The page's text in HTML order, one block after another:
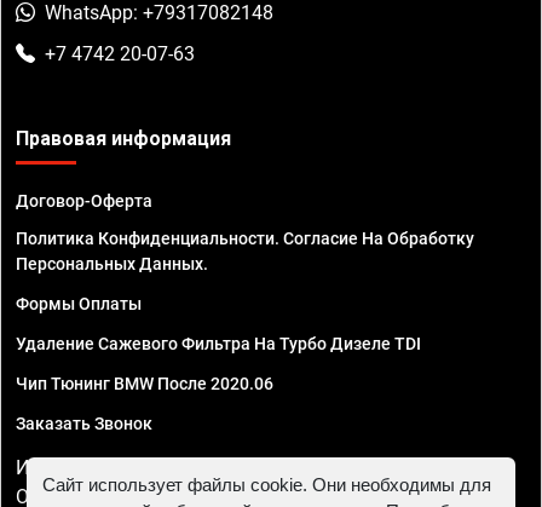
WhatsApp: +79317082148
+7 4742 20-07-63
Правовая информация
Договор-Оферта
Политика Конфиденциальности. Согласие На Обработку
Персональных Данных.
Формы Оплаты
Удаление Сажевого Фильтра На Турбо Дизеле TDI
Чип Тюнинг BMW После 2020.06
Заказать Звонок
ИП Смирнов Георгий Павлович. ИНН 781302555843,
ОГРНИП 324470400032610
Сайт использует файлы cookie. Они необходимы для